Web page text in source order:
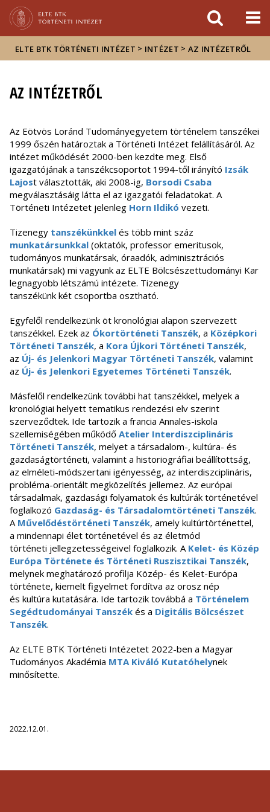
sajtóban
ELTE BTK TÖRTÉNETI INTÉZET > INTÉZET > AZ INTÉZETRŐL
AZ INTÉZETRŐL
Az Eötvös Loránd Tudományegyetem történelem tanszékei
1999 őszén határoztak a Történeti Intézet felállításáról. Az
intézet működését 2000-ben kezdte meg. Első
igazgatójának a tanszékcsoportot 1994-től irányító Izsák
Lajost választották, aki 2008-ig, Borsodi Csaba
megválasztásáig látta el az igazgatói feladatokat. A
Történeti Intézetet jelenleg Horn Ildikó vezeti.
Tizenegy tanszékünkkel és több mint száz
munkatársunkkal (oktatók, professor emeritusok,
tudományos munkatársak, óraadók, adminisztrációs
munkatársak) mi vagyunk az ELTE Bölcsészettudományi Kar
legnagyobb létszámú intézete. Tizenegy
tanszékünk két csoportba osztható.
Egyfelől rendelkezünk öt kronológiai alapon szervezett
tanszékkel. Ezek az Ókortörténeti Tanszék, a Középkori
Történeti Tanszék, a Kora Újkori Történeti Tanszék,
az Új- és Jelenkori Magyar Történeti Tanszék, valamint
az Új- és Jelenkori Egyetemes Történeti Tanszék.
Másfelől rendelkezünk további hat tanszékkel, melyek a
kronológiai helyett tematikus rendezési elv szerint
szerveződtek. Ide tartozik a francia Annales-iskola
szellemiségében működő Atelier Interdiszciplináris
Történeti Tanszék, melyet a társadalom-, kultúra- és
gazdaságtörténeti, valamint a historiográfiai beállítottság,
az elméleti-módszertani igényesség, az interdiszciplináris,
probléma-orientált megközelítés jellemez. Az európai
társadalmak, gazdasági folyamatok és kultúrák történetével
foglalkozó Gazdaság- és Társadalomtörténeti Tanszék.
A Művelődéstörténeti Tanszék, amely kultúrtörténettel,
a mindennapi élet történetével és az életmód
történeti jellegzetességeivel foglalkozik. A Kelet- és Közép
Európa Története és Történeti Ruszisztikai Tanszék,
melynek meghatározó profilja Közép- és Kelet-Európa
története, kiemelt figyelmet fordítva az orosz nép
és kultúra kutatására. Ide tartozik továbbá a Történelem
Segédtudományai Tanszék és a Digitális Bölcsészet
Tanszék.
Az ELTE BTK Történeti Intézetet 2022-ben a Magyar
Tudományos Akadémia MTA Kiváló Kutatóhelynek
minősítette.
2022.12.01.